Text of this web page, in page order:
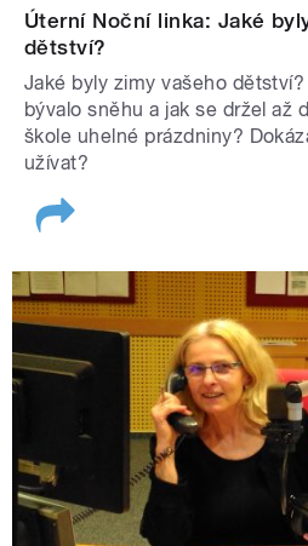
Úterní Noční linka: Jaké
dětství?
Jaké byly zimy vašeho
bývalo sněhu a jak se držel až
škole uhelné prázdniny?
užívat?